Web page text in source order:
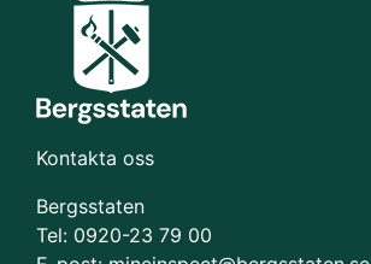
Kontakta oss
Bergsstaten
Tel: 0920-23 79 00